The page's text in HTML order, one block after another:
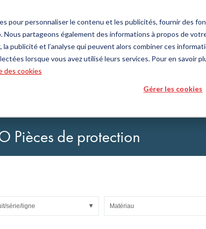
pour personnaliser le contenu et les publicités, fournir des
partageons également des informations à propos de
la publicité et l’analyse qui peuvent alors combiner ces
lorsque vous avez utilisé leurs services. Pour en savoir
des cookies
Gérer les cookies
Produits
Technologie des matières
Feuilles et Tissus de verre
Outils et services
Configurateur de produits
Pièces de protection
série/ligne Matériau